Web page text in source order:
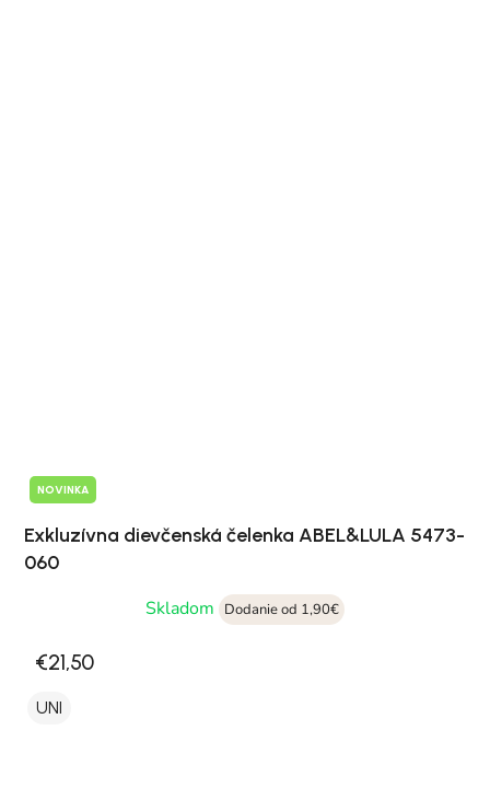
NOVINKA
Exkluzívna dievčenská čelenka ABEL&LULA 5473-
060
Skladom
Dodanie od 1,90€
€21,50
UNI